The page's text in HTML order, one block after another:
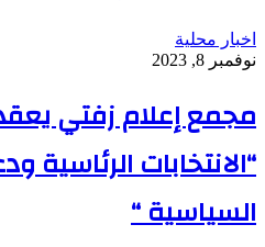
اخبار محلية
نوفمبر 8, 2023
مجمع إعلام زفتي
“الانتخابات الرئاسية
السياسية “